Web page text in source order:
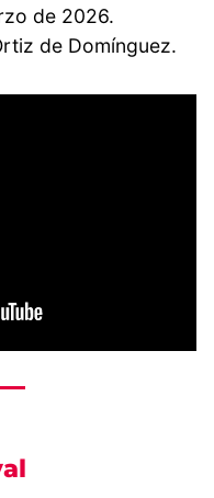
de 2026.
de Domínguez.